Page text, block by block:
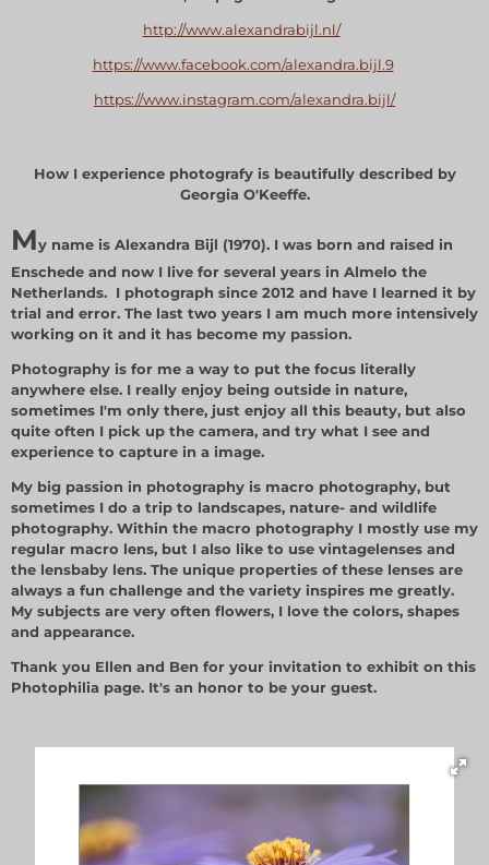
http://www.alexandrabijl.nl/
https://www.facebook.com/alexandra.bijl.9
https://www.instagram.com/alexandra.bijl/
How I experience photografy is beautifully described by
Georgia O'Keeffe.
My name is Alexandra Bijl (1970). I was born and raised in
Enschede and now I live for several years in Almelo the
Netherlands. I photograph since 2012 and have I learned it by
trial and error. The last two years I am much more intensively
working on it and it has become my passion.
Photography is for me a way to put the focus literally
anywhere else. I really enjoy being outside in nature,
sometimes I'm only there, just enjoy all this beauty, but also
quite often I pick up the camera, and try what I see and
experience to capture in a image.
My big passion in photography is macro photography, but
sometimes I do a trip to landscapes, nature- and wildlife
photography. Within the macro photography I mostly use my
regular macro lens, but I also like to use vintagelenses and
the lensbaby lens. The unique properties of these lenses are
always a fun challenge and the variety inspires me greatly.
My subjects are very often flowers, I love the colors, shapes
and appearance.
Thank you Ellen and Ben for your invitation to exhibit on this
Photophilia page. It's an honor to be your guest.